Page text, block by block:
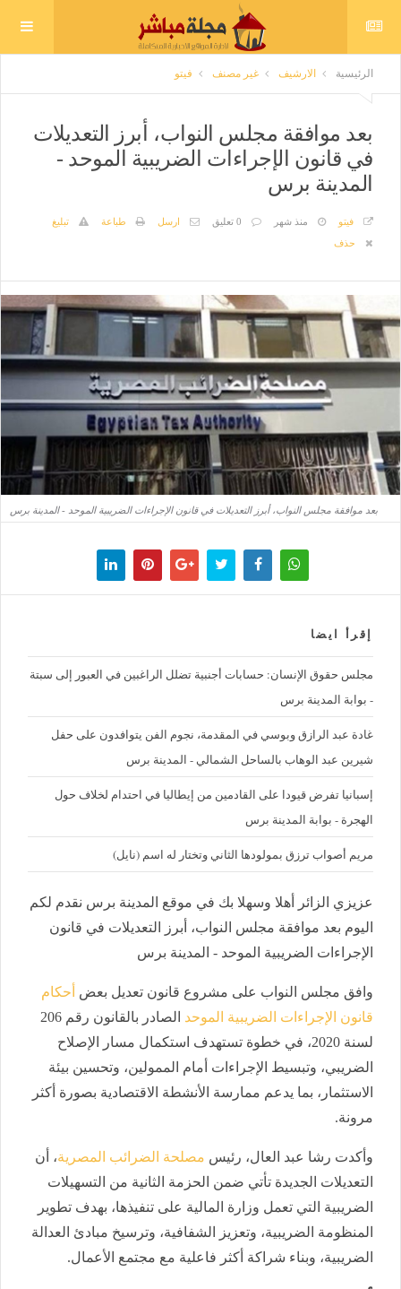
الرئيسية الارشيف غير مصنف فيتو
بعد موافقة مجلس النواب، أبرز التعديلات
في قانون الإجراءات الضريبية الموحد -
المدينة برس
فيتو منذ شهر 0 تعليق ارسل طباعة
تبليغ
حذف
بعد موافقة مجلس النواب، أبرز التعديلات في قانون الإجراءات الضريبية الموحد - المدينة برس
إقرأ ايضا
مجلس حقوق الإنسان: حسابات أجنبية تضلل الراغبين في العبور إلى سبتة
- بوابة المدينة برس
غادة عبد الرازق وبوسي في المقدمة، نجوم الفن يتوافدون على حفل
شيرين عبد الوهاب بالساحل الشمالي - المدينة برس
إسبانيا تفرض قيودا على القادمين من إيطاليا في احتدام لخلاف حول
الهجرة - بوابة المدينة برس
مريم أصواب ترزق بمولودها الثاني وتختار له اسم (نايل)
عزيزي الزائر أهلا وسهلا بك في موقع المدينة برس نقدم لكم
اليوم بعد موافقة مجلس النواب، أبرز التعديلات في قانون
الإجراءات الضريبية الموحد - المدينة برس
وافق مجلس النواب على مشروع قانون تعديل بعض أحكام
قانون الإجراءات الضريبية الموحد
الصادر بالقانون رقم 206
لسنة 2020، في خطوة تستهدف استكمال مسار الإصلاح
الضريبي، وتبسيط الإجراءات أمام الممولين، وتحسين بيئة
الاستثمار، بما يدعم ممارسة الأنشطة الاقتصادية بصورة أكثر
مرونة.
وأكدت رشا عبد العال، رئيس مصلحة الضرائب المصرية، أن
التعديلات الجديدة تأتي ضمن الحزمة الثانية من التسهيلات
الضريبية التي تعمل وزارة المالية على تنفيذها، بهدف تطوير
المنظومة الضريبية، وتعزيز الشفافية، وترسيخ مبادئ العدالة
الضريبية، وبناء شراكة أكثر فاعلية مع مجتمع الأعمال.